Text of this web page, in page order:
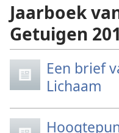
Jaarboek
Getuigen
Een brief
Lichaam